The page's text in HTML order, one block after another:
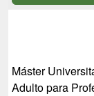
Máster
Adulto para